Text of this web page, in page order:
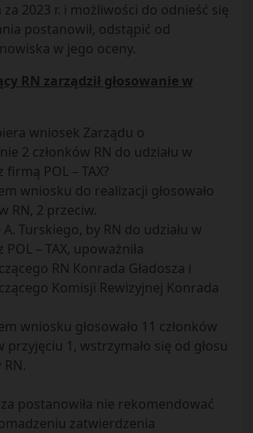
2023 r. i możliwości do odnieść się
postanowił, odstąpić od
w jego oceny.
RN zarządził głosowanie w
wniosek Zarządu o
2 członków RN do udziału w
POL – TAX?
wniosku do realizacji głosowało
RN, 2 przeciw.
Turskiego, by RN do udziału w
– TAX, upoważniła
RN Konrada Gładosza i
Komisji Rewizyjnej Konrada
wniosku głosowało 11 członków
przyjęciu 1, wstrzymało się od głosu
RN.
postanowiła nie rekomendować
zatwierdzenia